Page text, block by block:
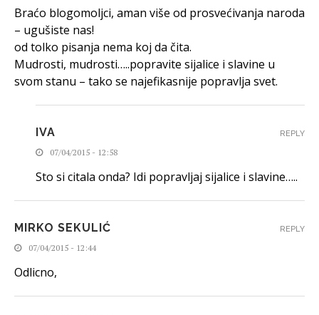
Braćo blogomoljci, aman više od prosvećivanja naroda
– ugušiste nas!
od tolko pisanja nema koj da čita.
Mudrosti, mudrosti…..popravite sijalice i slavine u
svom stanu – tako se najefikasnije popravlja svet.
IVA
07/04/2015 - 12:58
Sto si citala onda? Idi popravljaj sijalice i slavine…..
REPLY
MIRKO SEKULIĆ
07/04/2015 - 12:44
Odlicno,
REPLY